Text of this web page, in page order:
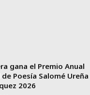
gana el Premio Anual
Poesía Salomé Ureña
2026